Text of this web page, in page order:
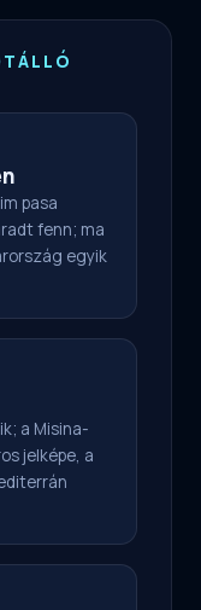
pasa
fenn; ma
egyik
a Misina-
jelképe, a